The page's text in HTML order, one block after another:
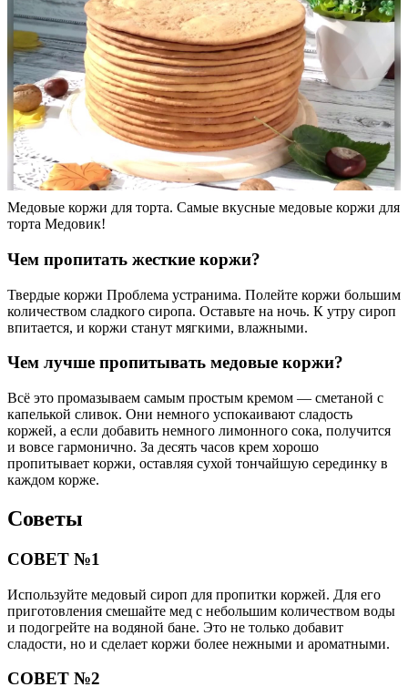
Медовые коржи для торта. Самые вкусные медовые коржи для
торта Медовик!
Чем пропитать жесткие коржи?
Твердые коржи Проблема устранима. Полейте коржи большим
количеством сладкого сиропа. Оставьте на ночь. К утру сироп
впитается, и коржи станут мягкими, влажными.
Чем лучше пропитывать медовые коржи?
Всё это промазываем самым простым кремом — сметаной с
капелькой сливок. Они немного успокаивают сладость
коржей, а если добавить немного лимонного сока, получится
и вовсе гармонично. За десять часов крем хорошо
пропитывает коржи, оставляя сухой тончайшую серединку в
каждом корже.
Советы
СОВЕТ №1
Используйте медовый сироп для пропитки коржей. Для его
приготовления смешайте мед с небольшим количеством воды
и подогрейте на водяной бане. Это не только добавит
сладости, но и сделает коржи более нежными и ароматными.
СОВЕТ №2